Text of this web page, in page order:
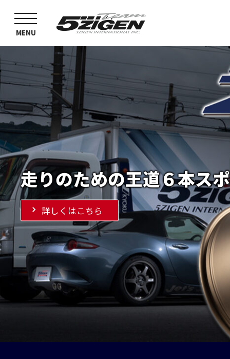
toggle
navigation
MENU
走りのための王道６本ス
詳しくはこちら
詳しくはこちら
詳しくはこちら
詳しくはこちら
詳しくはこちら
詳しくはこちら
詳しくはこちら
詳しくはこちら